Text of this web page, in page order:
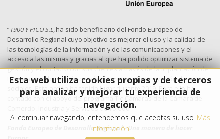
“1900 Y PICO S.L , ha sido beneficiario del Fondo Europeo de
Desarrollo Regional cuyo objetivo es mejorar el uso y la calidad de
las tecnologías de la información y de las comunicaciones y el
acceso a las mismas y gracias al que ha podido optimizar sistema de
gestión y el contacto con sus clientes a través de la implantación de
Presencia web a través de página propia y Dinamización de redes
sociales. Esta acción ha tenido lugar durante 2019. Para ello ha
contado con el apoyo del programa Tic-Cámaras de la Cámara de
Comercio, Industria y Servicios de Toledo”.
Fondo Europeo de Desarrollo Regional - Una manera de hacer
Esta web utiliza cookies propias y de terceros
para analizar y mejorar tu experiencia de
navegación.
Al continuar navegando, entendemos que aceptas su uso. Más
información